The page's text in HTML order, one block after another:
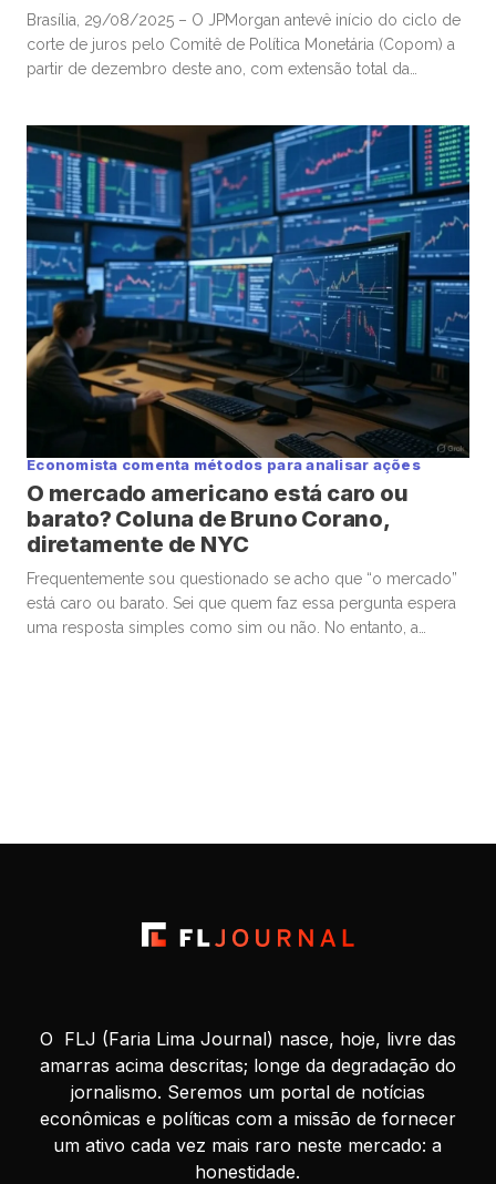
Brasília, 29/08/2025 – O JPMorgan antevê início do ciclo de
corte de juros pelo Comitê de Política Monetária (Copom) a
partir de dezembro deste ano, com extensão total da
o call de compra da instituição para os […]
Economista comenta métodos para analisar ações
O mercado americano está caro ou
barato? Coluna de Bruno Corano,
diretamente de NYC
Frequentemente sou questionado se acho que “o mercado”
está caro ou barato. Sei que quem faz essa pergunta espera
uma resposta simples como sim ou não. No entanto, a
O FLJ (Faria Lima Journal) nasce, hoje, livre das
amarras acima descritas; longe da degradação do
jornalismo. Seremos um portal de notícias
econômicas e políticas com a missão de fornecer
um ativo cada vez mais raro neste mercado: a
honestidade.